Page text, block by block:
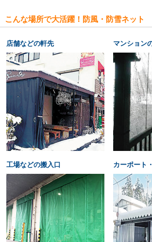
こんな場所で大活躍！防風・防雪ネット
店舗などの軒先 マンション
工場などの搬入口 カーポート